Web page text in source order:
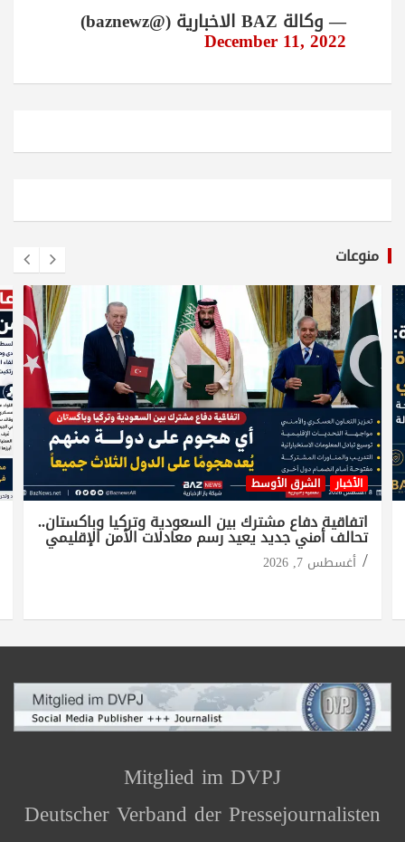
— وكالة BAZ الاخبارية (@baznewz)
December 11, 2022
منوعات
الأخبار الشرق الأوسط
اتفاقية دفاع مشترك بين السعودية وتركيا وباكستان..
تحالف أمني جديد يعيد رسم معادلات الأمن الإقليمي
أغسطس 7, 2026
Mitglied im DVPJ
Deutscher Verband der Pressejournalisten